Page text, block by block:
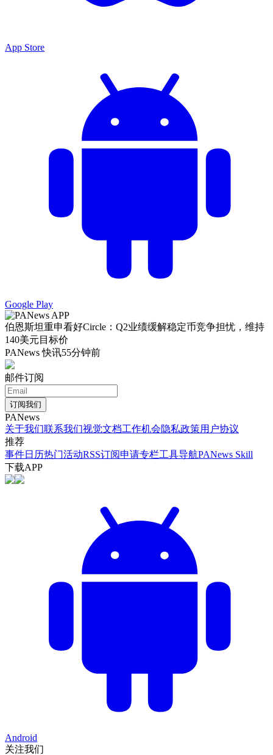
App Store
Google Play
伯恩斯坦重申看好Circle：Q2业绩缓解稳定币竞争担忧，维持
140美元目标价
PANews 快讯55分钟前
邮件订阅
订阅我们
PANews
关于我们联系我们视觉文档工作机会隐私政策用户协议
推荐
事件日历热门活动RSS订阅申请专栏工具导航PANews Skill
下载APP
Android
关注我们